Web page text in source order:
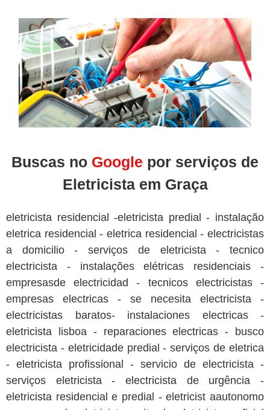
Buscas no Google por serviços de
Eletricista em Graça
eletricista residencial -eletricista predial - instalação
eletrica residencial - eletrica residencial - electricistas
a domicilio - serviços de eletricista - tecnico
electricista - instalações elétricas residenciais -
empresasde electricidad - tecnicos electricistas -
empresas electricas - se necesita electricista -
electricistas baratos- instalaciones electricas -
eletricista lisboa - reparaciones electricas - busco
electricista - eletricidade predial - serviços de eletrica
- eletricista profissional - servicio de electricista -
serviços eletricista - electricista de urgência -
eletricista residencial e predial - eletricist aautonomo